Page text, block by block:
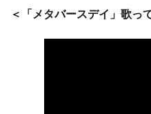
＜「メタバースデイ」歌っ